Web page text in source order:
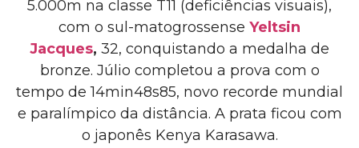
5.000m na classe T11 (deficiências visuais),
com o sul-matogrossense Yeltsin
Jacques, 32, conquistando a medalha de
bronze. Júlio completou a prova com o
tempo de 14min48s85, novo recorde mundial
e paralímpico da distância. A prata ficou com
o japonês Kenya Karasawa.